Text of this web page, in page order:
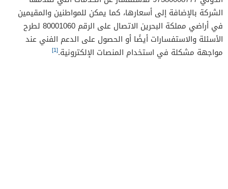
الشركة بالإضافة إلى أسعارها، كما يمكن للمواطنين والمقيمين
في أراضي مملكة البحرين الاتصال على الرقم 80001060 لطرح
الأسئلة والاستفسارات أيضًا أو الحصول على الدعم الفني عند
مواجهة مشكلة في استخدام المنصات الإلكترونية.[1]